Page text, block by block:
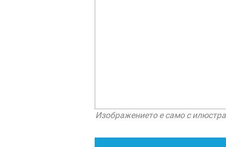
Изображението е само с